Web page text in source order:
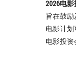
2026电
旨在鼓
电影计划
电影投资